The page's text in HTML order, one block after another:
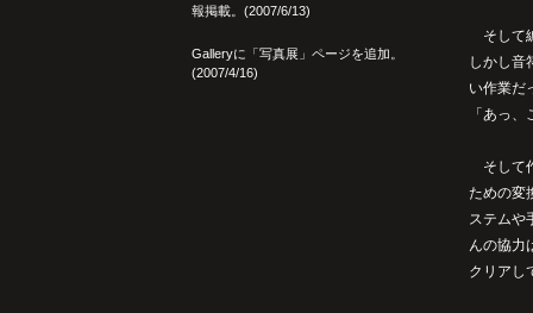
報掲載。(2007/6/13)
Galleryに「写真展」ページを追加。
(2007/4/16)
そして
しかし音
い作業だ
「あっ
そして
ための変
ステムや
んの協力
クリアし